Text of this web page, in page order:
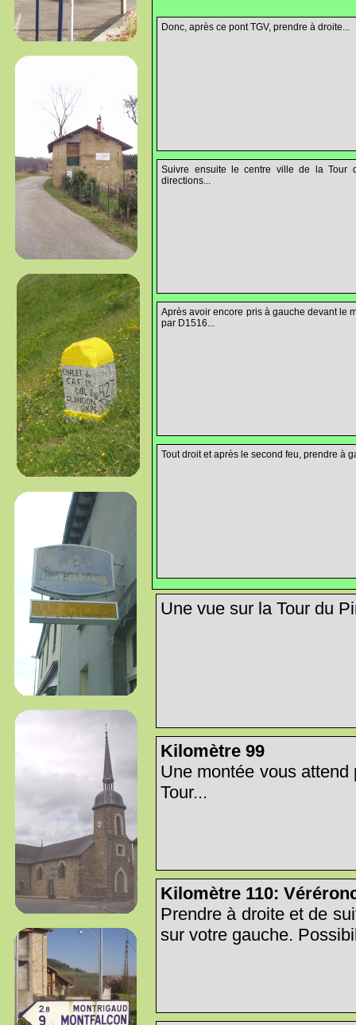
Donc, après ce pont TGV, prendre à droite...
Suivre ensuite le centre ville de la Tour
directions...
Après avoir encore pris à gauche devant le
par D1516...
Tout droit et après le second feu, prendre à
Une vue sur la Tour du
Kilomètre 99
Une montée vous
Tour...
Kilomètre 110:
Prendre à droite et de
sur votre gauche.